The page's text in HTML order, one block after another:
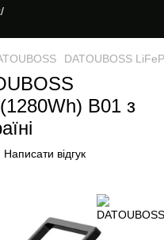
DATOUBOSS
B01 з
Написати відгук